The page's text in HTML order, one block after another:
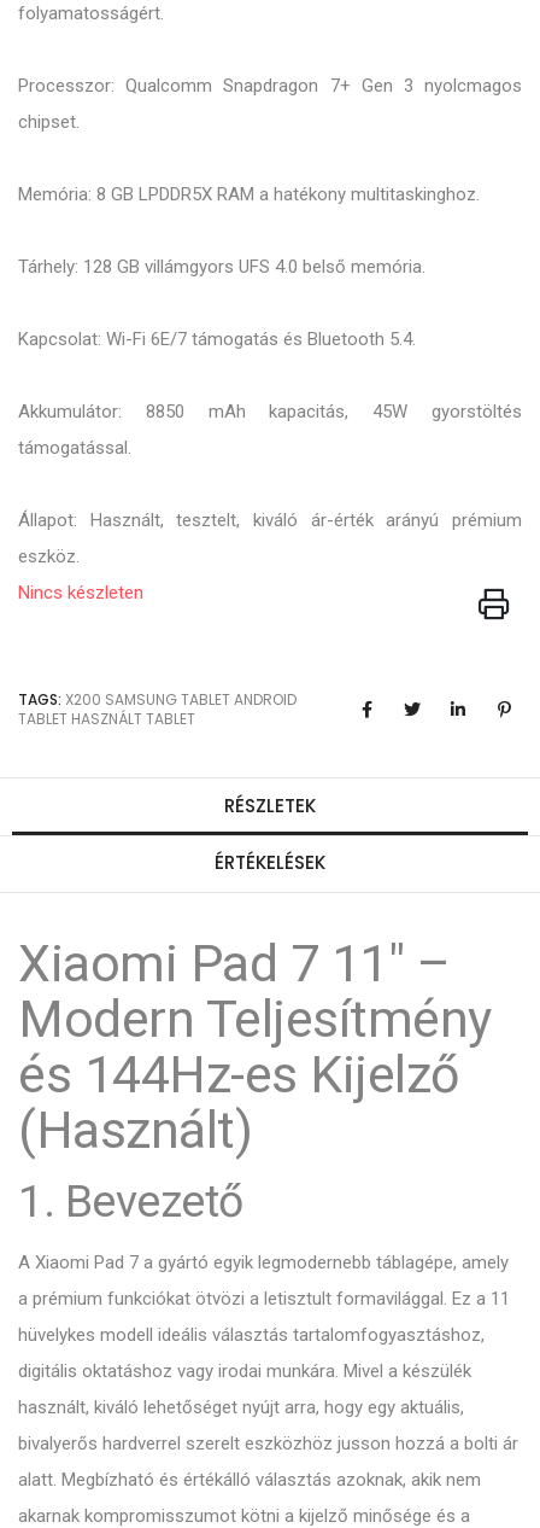
folyamatosságért.
Processzor: Qualcomm Snapdragon 7+ Gen 3 nyolcmagos
chipset.
Memória: 8 GB LPDDR5X RAM a hatékony multitaskinghoz.
Tárhely: 128 GB villámgyors UFS 4.0 belső memória.
Kapcsolat: Wi-Fi 6E/7 támogatás és Bluetooth 5.4.
Akkumulátor: 8850 mAh kapacitás, 45W gyorstöltés
támogatással.
Állapot: Használt, tesztelt, kiváló ár-érték arányú prémium
eszköz.
Nincs készleten
TAGS: X200 SAMSUNG TABLETANDROID
TABLET HASZNÁLT TABLET
RÉSZLETEK
ÉRTÉKELÉSEK
Xiaomi Pad 7 11" –
Modern Teljesítmény
és 144Hz-es Kijelző
(Használt)
1. Bevezető
A Xiaomi Pad 7 a gyártó egyik legmodernebb táblagépe, amely
a prémium funkciókat ötvözi a letisztult formavilággal. Ez a 11
hüvelykes modell ideális választás tartalomfogyasztáshoz,
digitális oktatáshoz vagy irodai munkára. Mivel a készülék
használt, kiváló lehetőséget nyújt arra, hogy egy aktuális,
bivalyerős hardverrel szerelt eszközhöz jusson hozzá a bolti ár
alatt. Megbízható és értékálló választás azoknak, akik nem
akarnak kompromisszumot kötni a kijelző minősége és a